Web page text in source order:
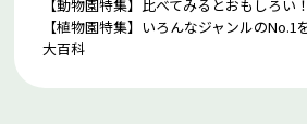
【動物園特集】比べてみるとおもしろい
【植物園特集】いろんなジャンルの
大百科